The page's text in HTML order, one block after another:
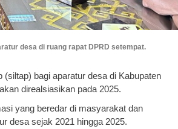
desa di ruang rapat DPRD setempat.
(siltap) bagi aparatur desa di Kabupaten
direalsiasikan pada 2025.
yang beredar di masyarakat dan
desa sejak 2021 hingga 2025.